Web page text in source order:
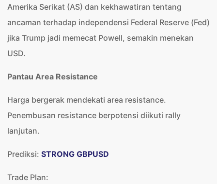
Amerika Serikat (AS) dan kekhawatiran tentang
ancaman terhadap independensi Federal Reserve (Fed)
jika Trump jadi memecat Powell, semakin menekan
USD.
Pantau Area Resistance
Harga bergerak mendekati area resistance.
Penembusan resistance berpotensi diikuti rally
lanjutan.
Prediksi: STRONG GBPUSD
Trade Plan: